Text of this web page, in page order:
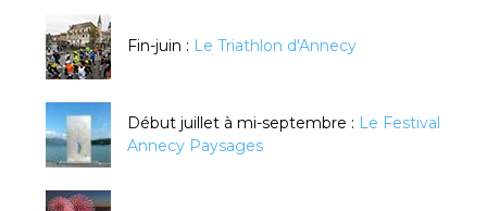
Fin-juin : Le Triathlon d'Annecy
Début juillet à mi-septembre : Le Festival
Annecy Paysages